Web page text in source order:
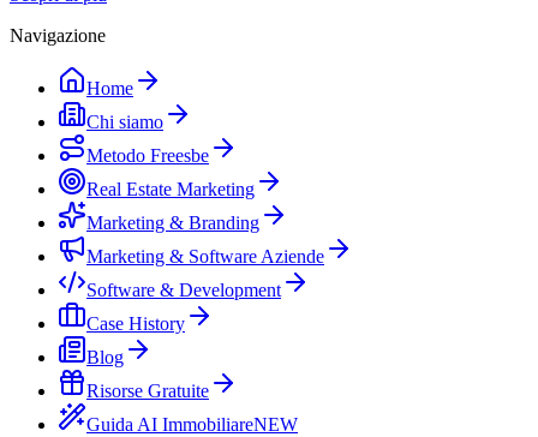
Navigazione
Home
Chi siamo
Metodo Freesbe
Real Estate Marketing
Marketing & Branding
Marketing & Software Aziende
Software & Development
Case History
Blog
Risorse Gratuite
Guida AI ImmobiliareNEW